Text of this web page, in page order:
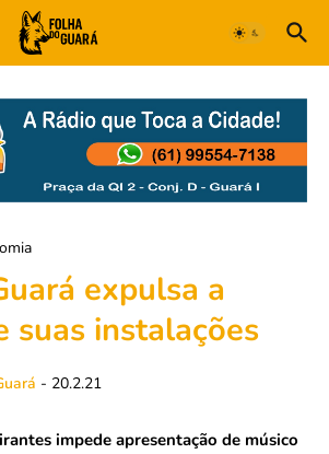
expulsa a
suas instalações
- 20.2.21
impede apresentação de músico